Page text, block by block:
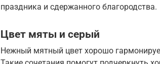
праздника и сдержанного благородства.
Цвет мяты и серый
Нежный мятный цвет хорошо